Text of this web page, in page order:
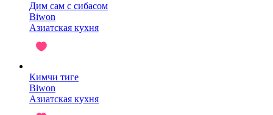
Дим сам с сибасом
Biwon
Азиатская кухня
Кимчи тиге
Biwon
Азиатская кухня